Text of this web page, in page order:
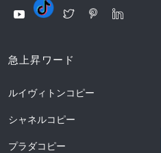
急上昇ワード
ルイヴィトンコピー
シャネルコピー
プラダコピー